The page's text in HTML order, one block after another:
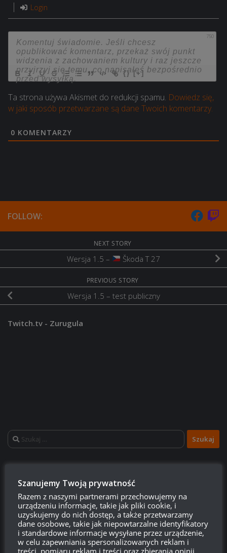
Login
750
{} [+]
Ta strona używa Akismet do redukcji spamu. Dowiedz się,
w jaki sposób przetwarzane są dane Twoich komentarzy.
0 KOMENTARZY
FOLLOW:
NEXT STORY
Wersja 1.5 – Škoda T 27
PREVIOUS STORY
Wersja 1.5 – test publiczny
Twitch.tv - Zurugula
Szukaj:
Zarejestruj się
Zaloguj się
Kanał wpisów
Szanujemy Twoją prywatność
Razem z naszymi partnerami przechowujemy na
urządzeniu informacje, takie jak pliki cookie, i
uzyskujemy do nich dostęp, a także przetwarzamy
dane osobowe, takie jak niepowtarzalne identyfikatory
i standardowe informacje wysyłane przez urządzenie,
w celu zapewniania spersonalizowanych reklam i
treści, pomiaru reklam i treści oraz zbierania opinii